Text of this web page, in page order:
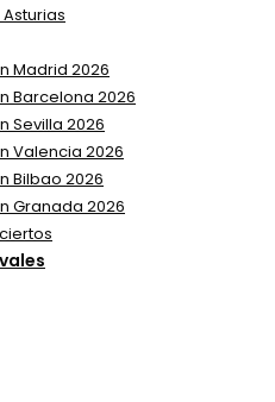
Madrid 2026
Barcelona 2026
Sevilla 2026
Valencia 2026
Bilbao 2026
Granada 2026